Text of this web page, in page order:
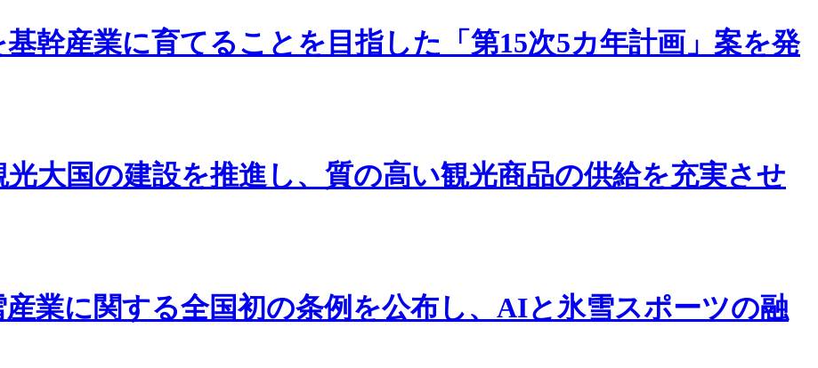
幹産業に育てることを目指した「第15次5カ年計画」案を発
大国の建設を推進し、質の高い観光商品の供給を充実させ
業に関する全国初の条例を公布し、AIと氷雪スポーツの融